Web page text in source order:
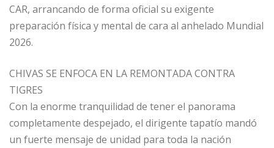
CAR, arrancando de forma oficial su exigente
preparación física y mental de cara al anhelado Mundial
2026.
CHIVAS SE ENFOCA EN LA REMONTADA CONTRA
TIGRES
Con la enorme tranquilidad de tener el panorama
completamente despejado, el dirigente tapatío mandó
un fuerte mensaje de unidad para toda la nación